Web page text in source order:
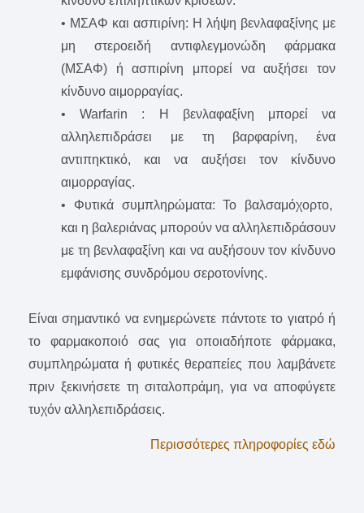
• ΜΣΑΦ και ασπιρίνη: Η λήψη βενλαφαξίνης με
μη στεροειδή αντιφλεγμονώδη φάρμακα
(ΜΣΑΦ) ή ασπιρίνη μπορεί να αυξήσει τον
κίνδυνο αιμορραγίας.
• Warfarin : Η βενλαφαξίνη μπορεί να
αλληλεπιδράσει με τη βαρφαρίνη, ένα
αντιπηκτικό, και να αυξήσει τον κίνδυνο
αιμορραγίας.
• Φυτικά συμπληρώματα: Το βαλσαμόχορτο,
και η βαλεριάνας μπορούν να αλληλεπιδράσουν
με τη βενλαφαξίνη και να αυξήσουν τον κίνδυνο
εμφάνισης συνδρόμου σεροτονίνης.
Είναι σημαντικό να ενημερώνετε πάντοτε το γιατρό ή
το φαρμακοποιό σας για οποιαδήποτε φάρμακα,
συμπληρώματα ή φυτικές θεραπείες που λαμβάνετε
πριν ξεκινήσετε τη σιταλοπράμη, για να αποφύγετε
τυχόν αλληλεπιδράσεις.
Περισσότερες πληροφορίες εδώ